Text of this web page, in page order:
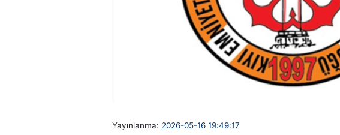
Yayınlanma: 2026-05-16 19:49:17